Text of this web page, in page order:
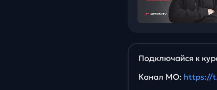
Подключайся к
Канал МО: https://